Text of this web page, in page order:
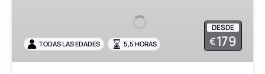
Pompeya,
Positano
DESDE
€179
TODAS LAS EDADES 5,5 HORAS